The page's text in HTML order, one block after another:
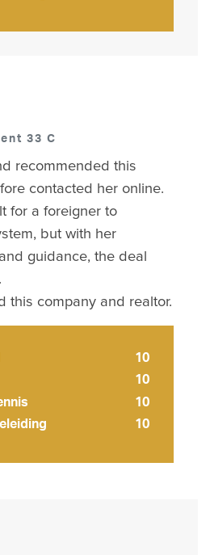
33 C
recommended this
contacted her online.
for a foreigner to
but with her
guidance, the deal
this company and realtor.
10
10
10
10